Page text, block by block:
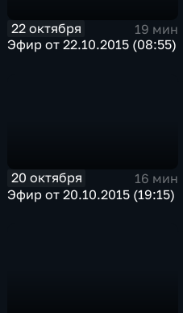
22 октября
19 мин
Эфир от 22.10.2015 (08:55)
20 октября
16 мин
Эфир от 20.10.2015 (19:15)